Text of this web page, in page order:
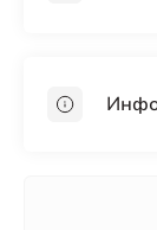
Пенопласт